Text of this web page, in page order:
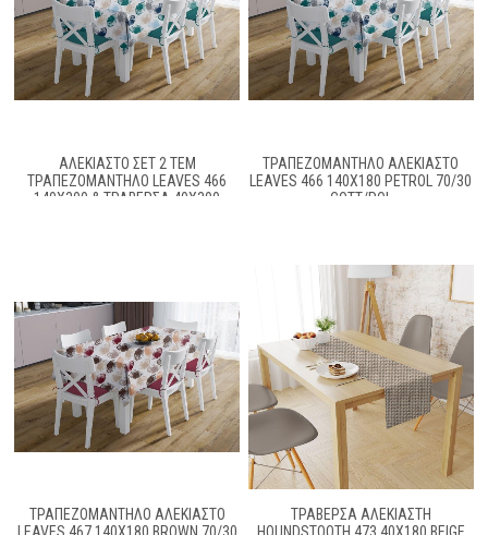
ΑΛΈΚΙΑΣΤΟ ΣΕΤ 2 ΤΕΜ
ΤΡΑΠΕΖΟΜΆΝΤΗΛΟ LEAVES 466
140X300 & ΤΡΑΒΈΡΣΑ 40X300
ΤΡΑΠΕΖΟΜΆΝΤΗΛΟ ΑΛΈΚΙΑΣΤΟ
LEAVES 466 140X180 PETROL 70/30
COTT/POL
ΤΡΑΠΕΖΟΜΆΝΤΗΛΟ ΑΛΈΚΙΑΣΤΟ
ΤΡΑΒΈΡΣΑ ΑΛΈΚΙΑΣΤΗ